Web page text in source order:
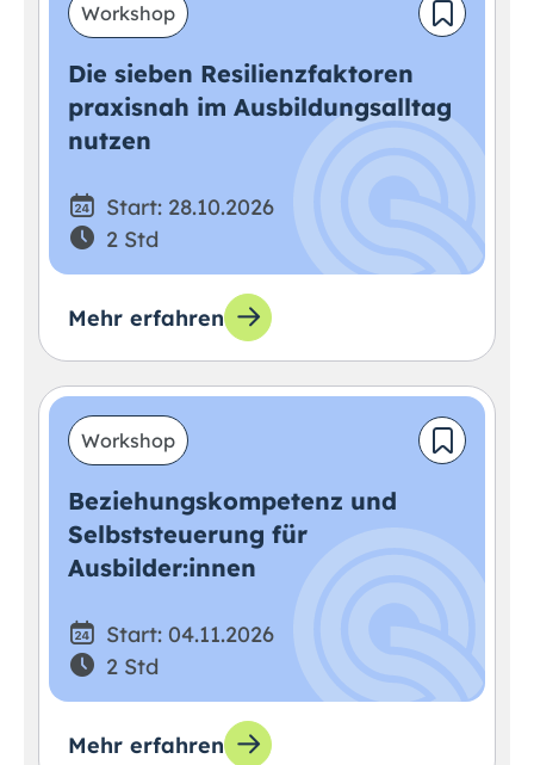
Workshop
Die sieben Resilienzfaktoren
praxisnah im Ausbildungsalltag
nutzen
Start: 28.10.2026
2 Std
Mehr erfahren
Workshop
Beziehungskompetenz und
Selbststeuerung für
Ausbilder:innen
Start: 04.11.2026
2 Std
Mehr erfahren